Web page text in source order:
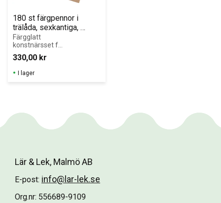
180 st färgpennor i
trälåda, sexkantiga,
smala, 12 färger
Färgglatt
konstnärsset för
barn med 180
färgpennor i 12
livfulla nyanser.
330,00 kr
I lager
Lär & Lek, Malmö AB
E-post: info@lar-lek.se
Org.nr: 556689-9109